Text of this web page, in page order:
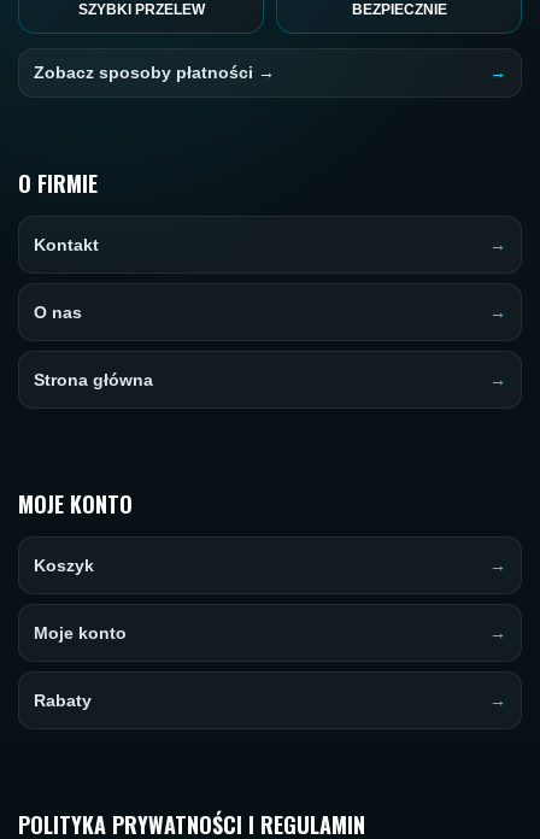
SZYBKI PRZELEW BEZPIECZNIE
Zobacz sposoby płatności →
O FIRMIE
Kontakt
O nas
Strona główna
MOJE KONTO
Koszyk
Moje konto
Rabaty
POLITYKA PRYWATNOŚCI I REGULAMIN